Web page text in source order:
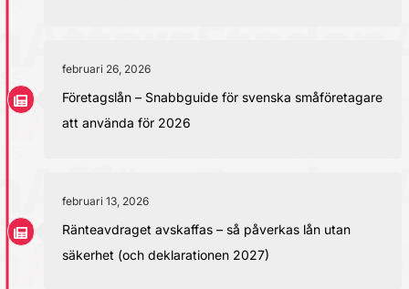
februari 26, 2026
Företagslån – Snabbguide för svenska småföretagare
att använda för 2026
februari 13, 2026
Ränteavdraget avskaffas – så påverkas lån utan
säkerhet (och deklarationen 2027)